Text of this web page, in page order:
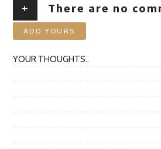
+ There are no
ADD YOURS